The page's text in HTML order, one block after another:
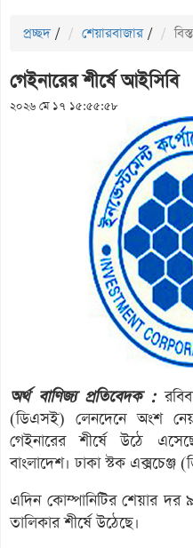
প্রচ্ছদ / শেয়ারবাজার /
গেইনারের শীর্ষে আইসিবি
২০২৬ মে ১৭ ১৫:৫৫:৫৮
অর্থ বাণিজ্য প্রতিবেদক :
(ডিএসই) লেনদেনে অংশ
গেইনারের শীর্ষে উঠে
বাংলাদেশ। ঢাকা স্টক
এদিন কোম্পানিটির শেয়ার দর
তালিকার শীর্ষে উঠেছে।